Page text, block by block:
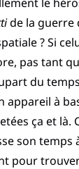
de la guerre
? Si
pas tant
du
à
ça et là.
son temps
pour